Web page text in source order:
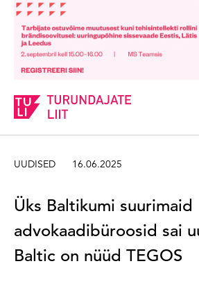
Sisesta märksõna
UUDISED 16.06.2025
Üks Baltikumi suurimaid
advokaadibüroosid sai
Baltic on nüüd TEGOS